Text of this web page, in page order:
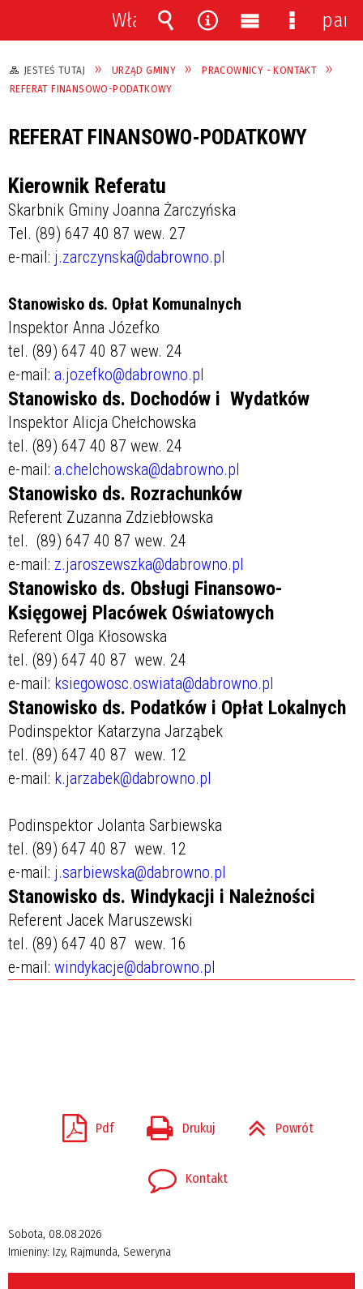
JESTEŚ TUTAJ URZĄD GMINY
PRACOWNICY - KONTAKT
REFERAT FINANSOWO-PODATKOWY
REFERAT FINANSOWO-PODATKOWY
Kierownik Referatu
Skarbnik Gminy Joanna Żarczyńska
Tel. (89) 647 40 87 wew. 27
e-mail: j.zarczynska@dabrowno.pl
Stanowisko ds. Opłat Komunalnych
Inspektor Anna Józefko
tel. (89) 647 40 87 wew. 24
e-mail: a.jozefko@dabrowno.pl
Stanowisko ds. Dochodów i Wydatków
Inspektor Alicja Chełchowska
tel. (89) 647 40 87 wew. 24
e-mail: a.chelchowska@dabrowno.pl
Stanowisko ds. Rozrachunków
Referent Zuzanna Zdziebłowska
tel. (89) 647 40 87 wew. 24
e-mail: z.jaroszewszka@dabrowno.pl
Stanowisko ds. Obsługi Finansowo-
Księgowej Placówek Oświatowych
Referent Olga Kłosowska
tel. (89) 647 40 87 wew. 24
e-mail: ksiegowosc.oswiata@dabrowno.pl
Stanowisko ds. Podatków i Opłat Lokalnych
Podinspektor Katarzyna Jarząbek
tel. (89) 647 40 87 wew. 12
e-mail: k.jarzabek@dabrowno.pl
Podinspektor Jolanta Sarbiewska
tel. (89) 647 40 87 wew. 12
e-mail: j.sarbiewska@dabrowno.pl
Stanowisko ds. Windykacji i Należności
Referent Jacek Maruszewski
tel. (89) 647 40 87 wew. 16
e-mail: windykacje@dabrowno.pl
Pdf Drukuj Powrót
Kontakt
Sobota, 08.08.2026
Imieniny: Izy, Rajmunda, Seweryna
Włącz
powiadomienia
Wyszukiwarka
Narzędzia
Menu
główne
Menu